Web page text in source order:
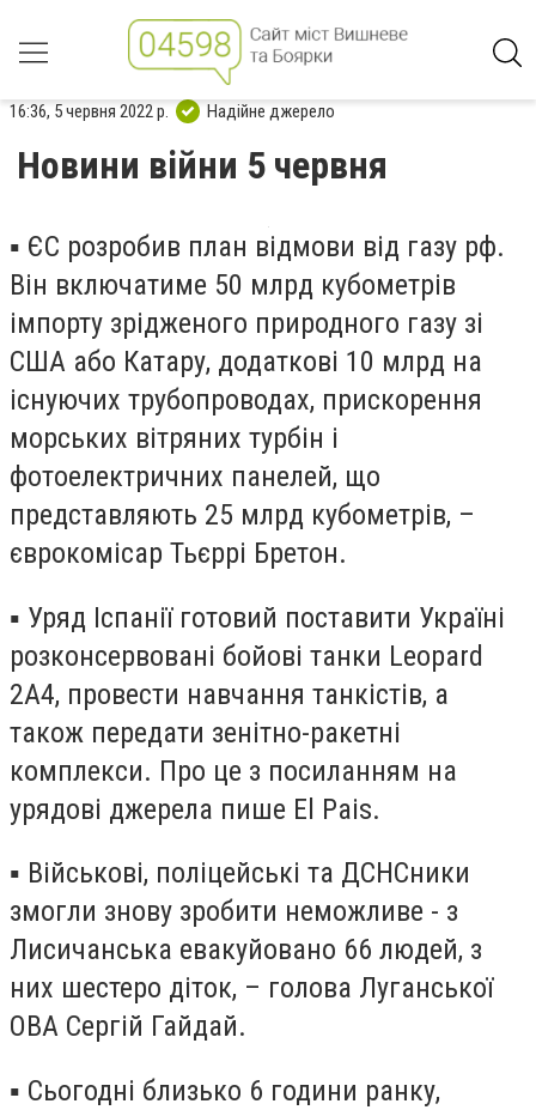
16:36, 5 червня 2022 р. Надійне джерело
Новини війни 5 червня
▪️ ЄС розробив план відмови від газу рф.
Він включатиме 50 млрд кубометрів
імпорту зрідженого природного газу зі
США або Катару, додаткові 10 млрд на
існуючих трубопроводах, прискорення
морських вітряних турбін і
фотоелектричних панелей, що
представляють 25 млрд кубометрів, –
єврокомісар Тьєррі Бретон.
▪️ Уряд Іспанії готовий поставити Україні
розконсервовані бойові танки Leopard
2A4, провести навчання танкістів, а
також передати зенітно-ракетні
комплекси. Про це з посиланням на
урядові джерела пише El Pais.
▪️ Військові, поліцейські та ДСНСники
змогли знову зробити неможливе - з
Лисичанська евакуйовано 66 людей, з
них шестеро діток, – голова Луганської
ОВА Сергій Гайдай.
▪️ Сьогодні близько 6 години ранку,